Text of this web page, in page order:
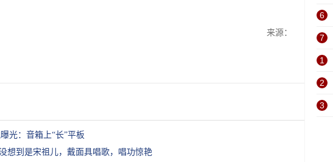
来源：
光：音箱上“长”平板
想到是宋祖儿，戴面具唱歌，唱功惊艳
6
7
1
2
3